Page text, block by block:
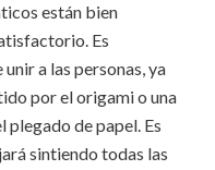
están bien
Es
a las personas, ya
por el origami o una
de papel. Es
sintiendo todas las